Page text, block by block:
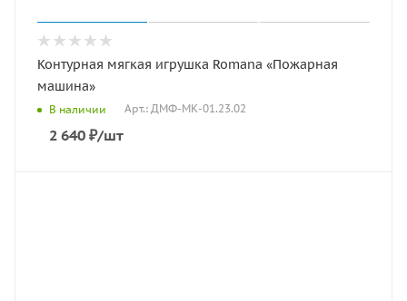
Контурная мягкая игрушка Romana «Пожарная
машина»
В наличии Арт.: ДМФ-МК-01.23.02
2 640 ₽/шт